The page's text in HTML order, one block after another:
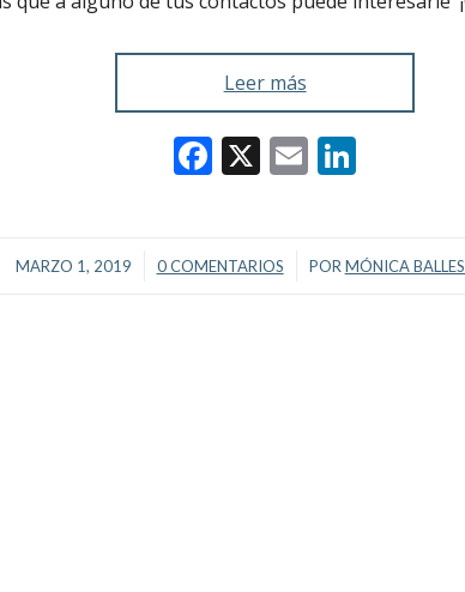
Leer más
Facebook
X Email
MARZO 1, 2019
/ 0 COMENTARIOS
/ POR MÓNICA